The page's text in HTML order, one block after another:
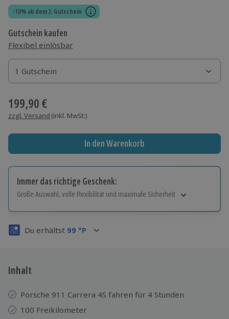
-10% ab dem 2. Gutschein
Gutschein kaufen
Flexibel einlösbar
1 Gutschein
1 Gutschein
1 Gutschein
199,90 €
zzgl. Versand (inkl. MwSt.)
In den Warenkorb
Immer das richtige Geschenk:
Große Auswahl, volle Flexibilität und maximale Sicherheit
Volle Flexibilität
3 Jahre gültig & verlängerbar.
Du erhältst 99 °P
Inhalt
Porsche 911 Carrera 4S fahren für 4 Stunden
100 Freikilometer